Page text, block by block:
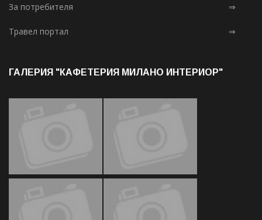
За потребителя ⇒
Травел портал ⇒
ГАЛЕРИЯ "КАФЕТЕРИЯ МИЛАНО ИНТЕРИОР"